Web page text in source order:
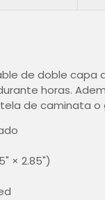
de doble capa
horas.
de caminata
× 2.85")